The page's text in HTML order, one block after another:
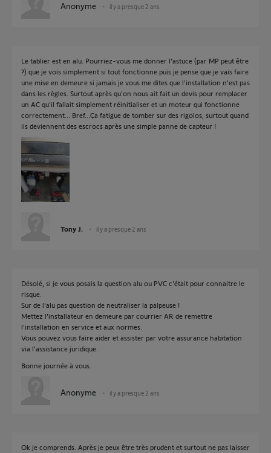
Anonyme il y a presque 2 ans
Le tablier est en alu. Pourriez-vous me donner l'astuce (par MP peut être
?) que je vois simplement si tout fonctionne puis je pense que je vais faire
une mise en demeure si jamais je vous me dites que l'installation n'est pas
dans les règles. Surtout après qu'on nous ait fait un devis pour remplacer
un AC qu'il fallait simplement réinitialiser et un moteur qui fonctionne
correctement... Bref...Ça fatigue de tomber sur des rigolos, surtout quand
ils deviennent des escrocs après une simple panne de capteur !
Tony J. il y a presque 2 ans
Désolé, si je vous posais la question alu ou PVC c'était pour connaitre le
risque.
Sur de l'alu pas question de neutraliser la palpeuse !
Mettez l'installateur en demeure par courrier AR de remettre
l'installation en service et aux normes.
Vous pouvez vous faire aider et assister par votre assurance habitation
via l'assistance juridique.
Bonne journée à vous.
Anonyme il y a presque 2 ans
Ok je comprends. Après je peux être très prudent et surtout ne pas laisser